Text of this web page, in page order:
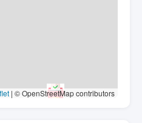
| © OpenStreetMap contributors